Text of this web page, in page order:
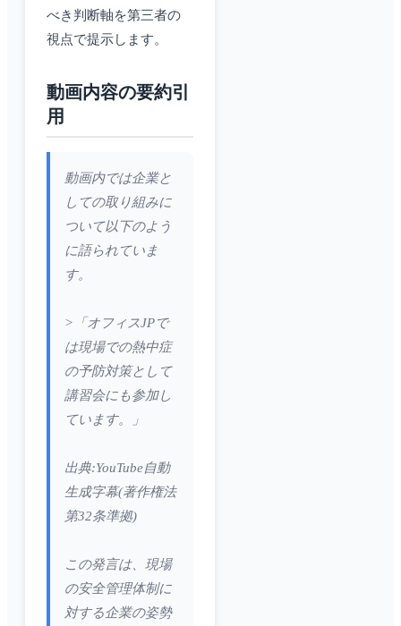
べき判断軸を第三者の
視点で提示します。
動画内容の要約引
用
動画内では企業と
しての取り組みに
ついて以下のよう
に語られていま
す。
>「オフィスJPで
は現場での熱中症
の予防対策として
講習会にも参加し
ています。」
出典:YouTube自動
生成字幕(著作権法
第32条準拠)
この発言は、現場
の安全管理体制に
対する企業の姿勢